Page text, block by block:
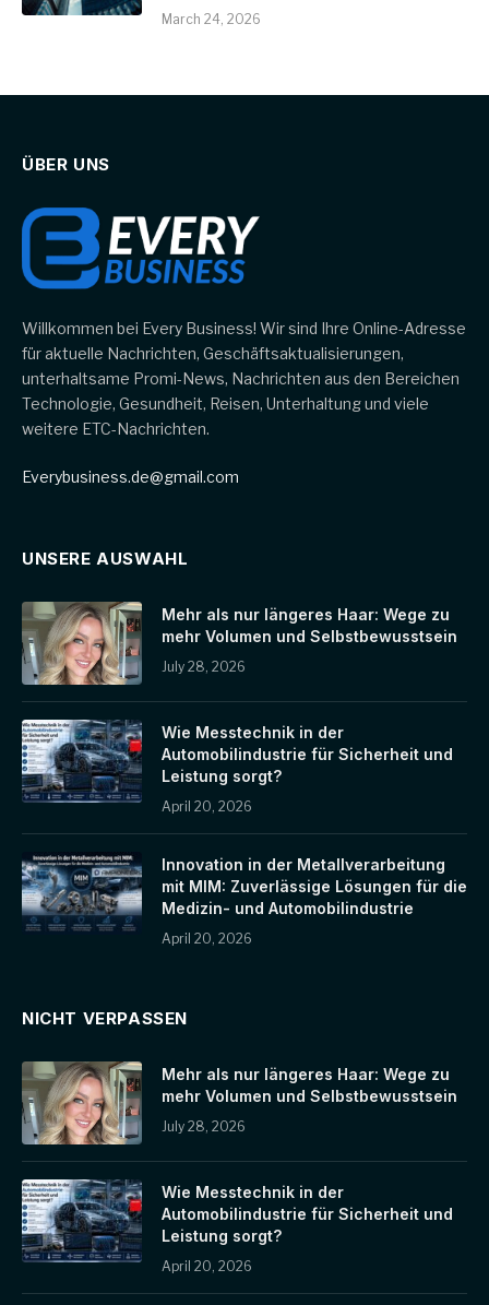
March 24, 2026
ÜBER UNS
Willkommen bei Every Business! Wir sind Ihre Online-Adresse
für aktuelle Nachrichten, Geschäftsaktualisierungen,
unterhaltsame Promi-News, Nachrichten aus den Bereichen
Technologie, Gesundheit, Reisen, Unterhaltung und viele
weitere ETC-Nachrichten.
Everybusiness.de@gmail.com
UNSERE AUSWAHL
Mehr als nur längeres Haar: Wege zu
mehr Volumen und Selbstbewusstsein
July 28, 2026
Wie Messtechnik in der
Automobilindustrie für Sicherheit und
Leistung sorgt?
April 20, 2026
Innovation in der Metallverarbeitung
mit MIM: Zuverlässige Lösungen für die
Medizin- und Automobilindustrie
April 20, 2026
NICHT VERPASSEN
Mehr als nur längeres Haar: Wege zu
mehr Volumen und Selbstbewusstsein
July 28, 2026
Wie Messtechnik in der
Automobilindustrie für Sicherheit und
Leistung sorgt?
April 20, 2026